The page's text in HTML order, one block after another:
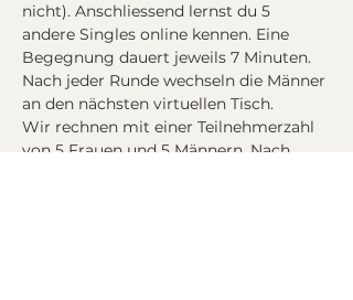
nicht). Anschliessend lernst du 5
andere Singles online kennen. Eine
Begegnung dauert jeweils 7 Minuten.
Nach jeder Runde wechseln die Männer
an den nächsten virtuellen Tisch.
Wir rechnen mit einer Teilnehmerzahl
von 5 Frauen und 5 Männern. Nach